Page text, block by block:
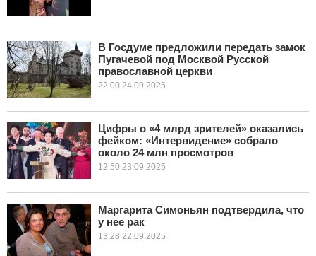
В Госдуме предложили передать замок
Пугачевой под Москвой Русской
православной церкви
22:00 24.09.2025
Цифры о «4 млрд зрителей» оказались
фейком: «Интервидение» собрало
около 24 млн просмотров
12:50 23.09.2025
Маргарита Симоньян подтвердила, что
у нее рак
13:28 22.09.2025